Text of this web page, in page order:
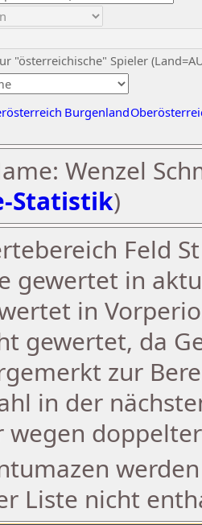
"österreichische" Spieler
Burgenland
Wenzel
Statistik)
Feld
gewertet in
in
gewertet, da
zur
in der
wegen
Liste nicht